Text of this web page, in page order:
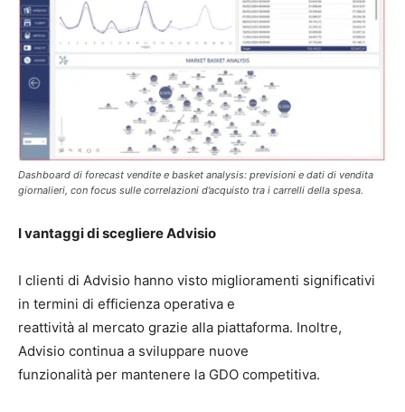
Dashboard di forecast vendite e basket analysis: previsioni e dati di vendita
giornalieri, con focus sulle correlazioni d’acquisto tra i carrelli della spesa.
I vantaggi discegliere Advisio
I clienti di Advisio hanno visto miglioramenti significativi
in termini di efficienza operativa e
reattività al mercato grazie alla piattaforma. Inoltre,
Advisio continua a sviluppare nuove
funzionalità per mantenere la GDO competitiva.